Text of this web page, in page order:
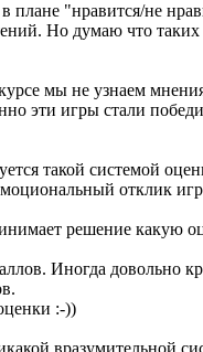
плане "нравится/не
Но думаю что
мы не узнаем
эти игры стали
такой системой
отклик
решение какую
Иногда довольно
:-))